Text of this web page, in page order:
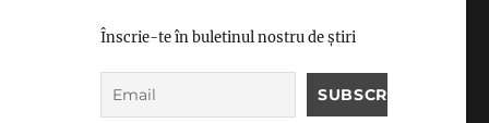
Înscrie-te în buletinul nostru de știri